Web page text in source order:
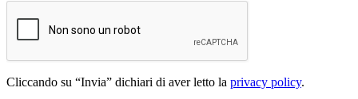
Cliccando su “Invia” dichiari di aver letto la privacy policy.